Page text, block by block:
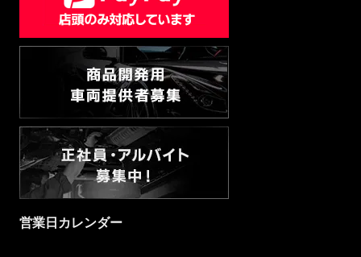
営業日カレンダー